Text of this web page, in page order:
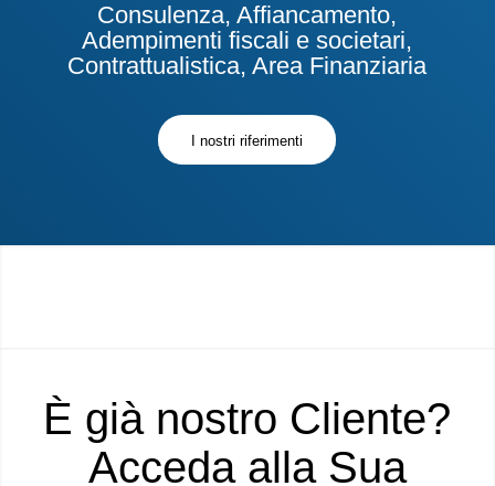
Consulenza, Affiancamento,
Adempimenti fiscali e societari,
Contrattualistica, Area Finanziaria
I nostri riferimenti
È già nostro Cliente?
Acceda alla Sua